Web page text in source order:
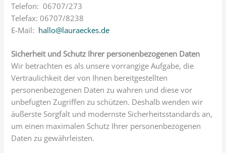
Telefon: 06707/273
Telefax: 06707/8238
E-Mail: hallo@lauraeckes.de
Sicherheit und Schutz Ihrer personenbezogenen Daten
Wir betrachten es als unsere vorrangige Aufgabe, die
Vertraulichkeit der von Ihnen bereitgestellten
personenbezogenen Daten zu wahren und diese vor
unbefugten Zugriffen zu schützen. Deshalb wenden wir
äußerste Sorgfalt und modernste Sicherheitsstandards an,
um einen maximalen Schutz Ihrer personenbezogenen
Daten zu gewährleisten.